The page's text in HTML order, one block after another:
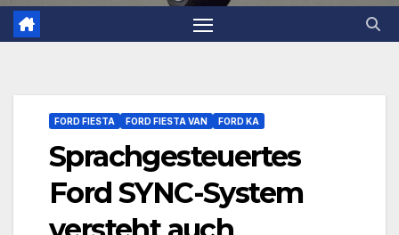
FORD FIESTA FORD FIESTA VAN FORD KA
Sprachgesteuertes
Ford SYNC-System